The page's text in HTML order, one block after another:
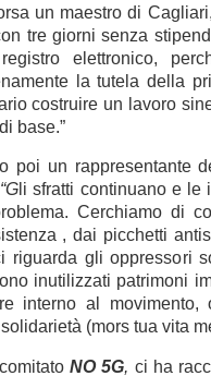
un maestro di
tre giorni senza
elettronico,
la tutela della
costruire un lavoro
base.”
poi un rappresentante
li sfratti continuano e le
Cerchiamo di
, dai picchetti
riguarda gli oppressori
inutilizzati patrimoni
interno al movimento,
(mors tua vita
NO 5G, ci ha